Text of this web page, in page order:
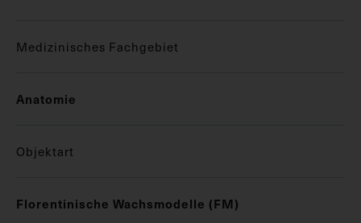
Medizinisches Fachgebiet
Anatomie
Objektart
Florentinische Wachsmodelle (FM)